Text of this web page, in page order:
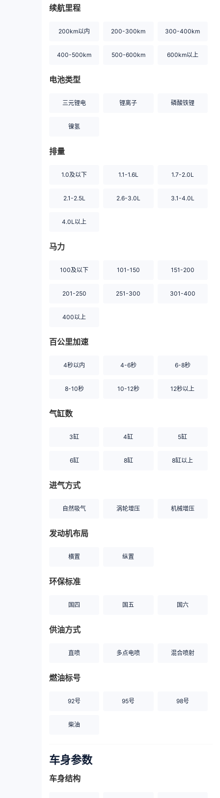
续航里程
200km以内 200-300km 300-400km
400-500km 500-600km 600km以上
电池类型
三元锂电 锂离子 磷酸铁锂
镍氢
排量
1.0及以下 1.1-1.6L 1.7-2.0L
2.1-2.5L 2.6-3.0L 3.1-4.0L
4.0L以上
马力
100及以下 101-150 151-200
201-250 251-300 301-400
400以上
百公里加速
4秒以内 4-6秒 6-8秒
8-10秒 10-12秒 12秒以上
气缸数
3缸 4缸 5缸
6缸 8缸 8缸以上
进气方式
自然吸气 涡轮增压 机械增压
发动机布局
横置 纵置
环保标准
国四 国五 国六
供油方式
直喷 多点电喷 混合喷射
燃油标号
92号 95号 98号
柴油
车身参数
车身结构